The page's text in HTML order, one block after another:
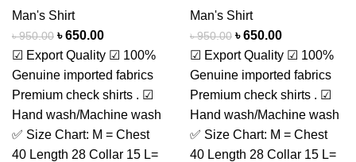
Man's Shirt
৳950.00 ৳650.00
☑ Export Quality ☑ 100%
Genuine imported fabrics
Premium check shirts . ☑
Hand wash/Machine wash
✅ Size Chart: M = Chest
40 Length 28 Collar 15 L=
Man's Shirt
৳950.00 ৳650.00
☑ Export Quality ☑ 100%
Genuine imported fabrics
Premium check shirts . ☑
Hand wash/Machine wash
✅ Size Chart: M = Chest
40 Length 28 Collar 15 L=